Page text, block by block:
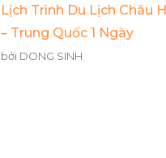
Lịch Trình Du Lịch Châu
– Trung Quốc 1 Ngày
bởi DONG SINH